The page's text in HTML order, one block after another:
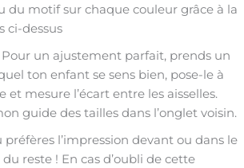
du motif sur chaque couleur grâce à la
ci-dessus
un ajustement parfait, prends un
ton enfant se sens bien, pose-le à
et mesure l’écart entre les aisselles.
guide des tailles dans l’onglet voisin.
l’impression devant ou dans le
du reste ! En cas d’oubli de cette